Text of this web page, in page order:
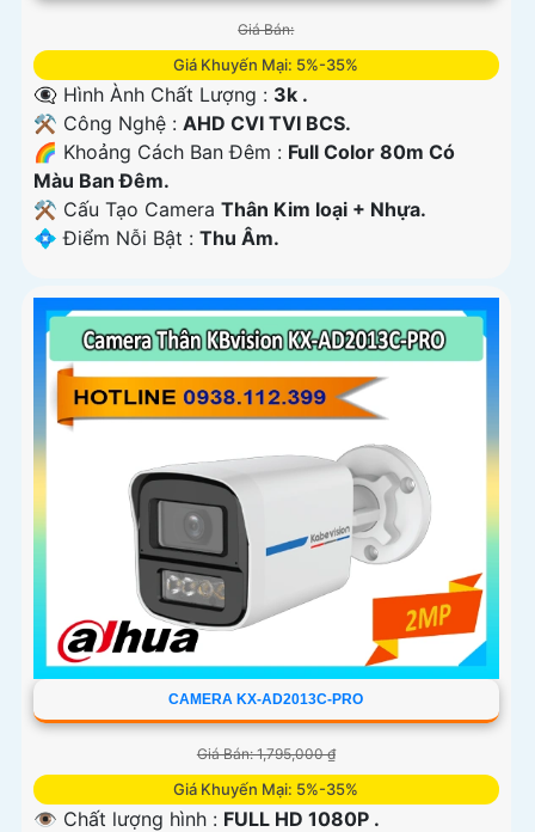
Giá Bán:
Giá Khuyến Mại: 5%-35%
👁️‍🗨 Hình Ành Chất Lượng : 3k .
⚒ Công Nghệ : AHD CVI TVI BCS.
🌈 Khoảng Cách Ban Đêm : Full Color 80m Có
Màu Ban Ðêm.
⚒ Cấu Tạo Camera Thân Kim loại + Nhựa.
️💠 Điểm Nỗi Bật : Thu Âm.
CAMERA KX-AD2013C-PRO
Giá Bán: 1,795,000 ₫
Giá Khuyến Mại: 5%-35%
👁 Chất lượng hình : FULL HD 1080P .